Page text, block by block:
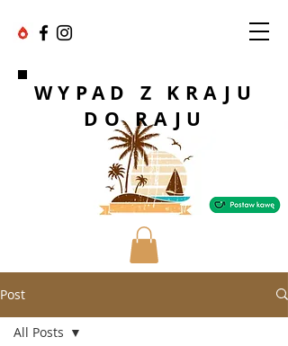
WYPAD Z KRAJU
DO RAJU
Post
All Posts